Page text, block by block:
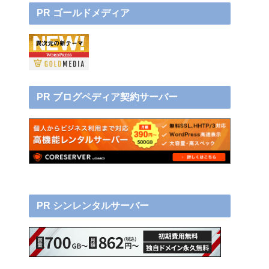
PR ゴールドメディア
PR ブログペディア契約サーバー
PR シンレンタルサーバー